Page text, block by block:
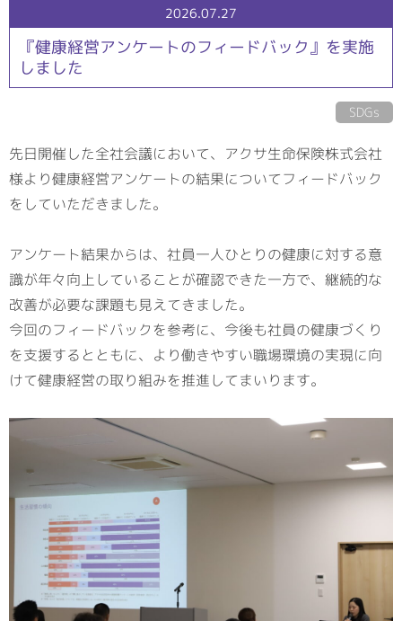
2026.07.27
『健康経営アンケートのフィードバック』を実施
しました
SDGs
先日開催した全社会議において、アクサ生命保険株式会社
様より健康経営アンケートの結果についてフィードバック
をしていただきました。
アンケート結果からは、社員一人ひとりの健康に対する意
識が年々向上していることが確認できた一方で、継続的な
改善が必要な課題も見えてきました。
今回のフィードバックを参考に、今後も社員の健康づくり
を支援するとともに、より働きやすい職場環境の実現に向
けて健康経営の取り組みを推進してまいります。